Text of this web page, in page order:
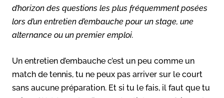
d’horizon des questions les plus fréquemment posées
lors d’un entretien d’embauche pour un stage, une
alternance ou un premier emploi.
Un entretien d’embauche c’est un peu comme un
match de tennis, tu ne peux pas arriver sur le court
sans aucune préparation. Et si tu le fais, il faut que tu